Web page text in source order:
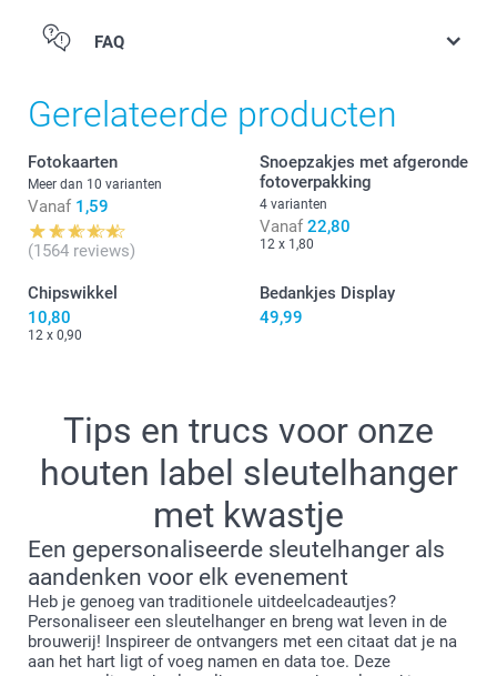
FAQ
Gerelateerde producten
Fotokaarten
Meer dan 10 varianten
Vanaf 1,59
(1564 reviews)
Snoepzakjes met afgeronde
fotoverpakking
4 varianten
Vanaf 22,80
12 x 1,80
Chipswikkel
10,80
12 x 0,90
Bedankjes Display
49,99
Tips en trucs voor onze
houten label sleutelhanger
met kwastje
Een gepersonaliseerde sleutelhanger als
aandenken voor elk evenement
Heb je genoeg van traditionele uitdeelcadeautjes?
Personaliseer een sleutelhanger en breng wat leven in de
brouwerij! Inspireer de ontvangers met een citaat dat je na
aan het hart ligt of voeg namen en data toe. Deze